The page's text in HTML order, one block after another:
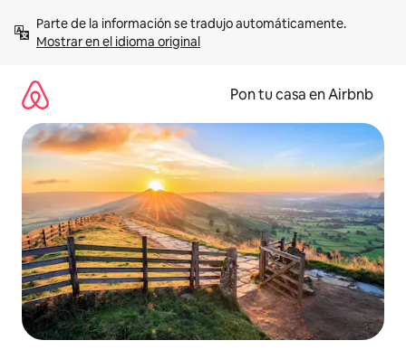
contenidoMostrar en el idioma original
Pon tu casa en Airbnb